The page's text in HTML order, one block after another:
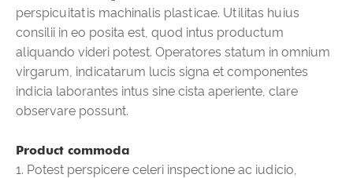
perspicuitatis machinalis plasticae. Utilitas huius
consilii in eo posita est, quod intus productum
aliquando videri potest. Operatores statum in omnium
virgarum, indicatarum lucis signa et componentes
indicia laborantes intus sine cista aperiente, clare
observare possunt.
Product commoda
1. Potest perspicere celeri inspectione ac iudicio,